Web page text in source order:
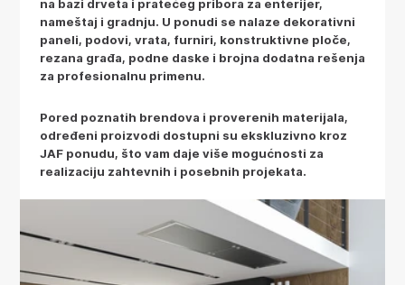
na bazi drveta i pratećeg pribora za enterijer,
nameštaj i gradnju. U ponudi se nalaze dekorativni
paneli, podovi, vrata, furniri, konstruktivne ploče,
rezana građa, podne daske i brojna dodatna rešenja
za profesionalnu primenu.
Pored poznatih brendova i proverenih materijala,
određeni proizvodi dostupni su ekskluzivno kroz
JAF ponudu, što vam daje više mogućnosti za
realizaciju zahtevnih i posebnih projekata.